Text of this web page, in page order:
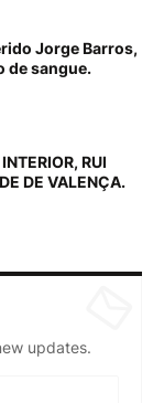
Jorge Barros,
de sangue.
RUI
DE VALENÇA.
updates.